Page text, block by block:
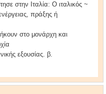
στην Iταλία: Ο ιταλικός ~
πράξης ή
στο μονάρχη και
εξουσίας. β.